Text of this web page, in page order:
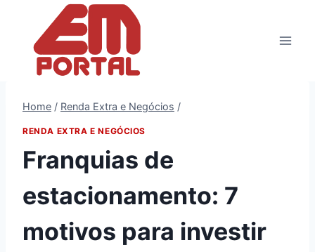
Conteúdo
Home / Renda Extra e Negócios /
RENDA EXTRA E NEGÓCIOS
Franquias de
estacionamento: 7
motivos para investir